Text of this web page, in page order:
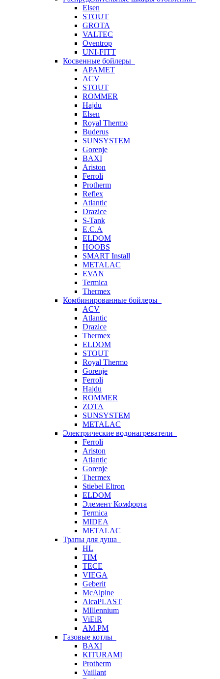
Elsen
STOUT
GROTA
VALTEC
Oventrop
UNI-FITT
Косвенные бойлеры
APAMET
ACV
STOUT
ROMMER
Hajdu
Elsen
Royal Thermo
Buderus
SUNSYSTEM
Gorenje
BAXI
Ariston
Ferroli
Protherm
Reflex
Atlantic
Drazice
S-Tank
E.C.A
ELDOM
HOOBS
SMART Install
METALAC
EVAN
Termica
Thermex
Комбинированные бойлеры
ACV
Atlantic
Drazice
Thermex
ELDOM
STOUT
Royal Thermo
Gorenje
Ferroli
Hajdu
ROMMER
ZOTA
SUNSYSTEM
METALAC
Электрические водонагреватели
Ferroli
Ariston
Atlantic
Gorenje
Thermex
Stiebel Eltron
ELDOM
Элемент Комфорта
Termica
MIDEA
METALAC
Трапы для душа
HL
TIM
TECE
VIEGA
Geberit
McAlpine
AlcaPLAST
MIllennium
ViEiR
AM.PM
Газовые котлы
BAXI
KITURAMI
Protherm
Vaillant